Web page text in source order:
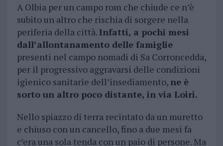
A Olbia per un campo rom che chiude ce n’è
subito un altro che rischia di sorgere nella
periferia della città. Infatti, a pochi mesi
dall’allontanamento delle famiglie
presenti nel campo nomadi di Sa Corroncedda,
per il progressivo aggravarsi delle condizioni
igienico sanitarie dell’insediamento, ne è
sorto un altro poco distante, in via Loiri.
Nello spiazzo di terra recintato da un muretto
e chiuso con un cancello, fino a due mesi fa
c’era una sola tenda con un paio di persone. Ma